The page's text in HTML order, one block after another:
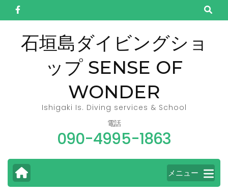
ン
石垣島ダイビングショ
ップ SENSE OF
WONDER
Ishigaki Is. Diving services & School
電話
090-4995-1863
メニュー